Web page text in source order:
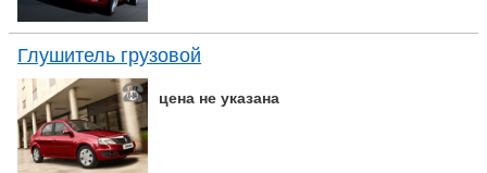
Глушитель грузовой
цена не указана